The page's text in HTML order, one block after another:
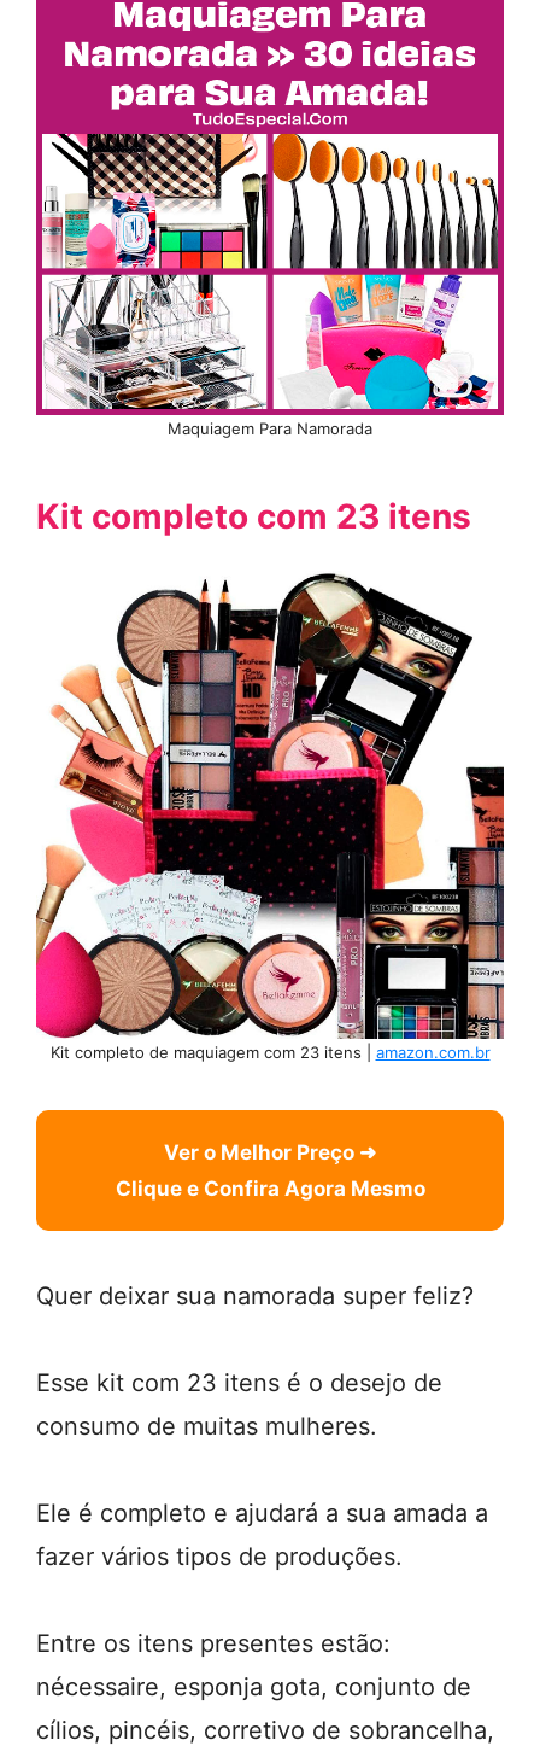
Maquiagem Para Namorada
Kit completo com 23 itens
Kit completo de maquiagem com 23 itens | amazon.com.br
Ver o Melhor Preço ➜
Clique e Confira Agora Mesmo
Quer deixar sua namorada super feliz?
Esse kit com 23 itens é o desejo de
consumo de muitas mulheres.
Ele é completo e ajudará a sua amada a
fazer vários tipos de produções.
Entre os itens presentes estão:
nécessaire, esponja gota, conjunto de
cílios, pincéis, corretivo de sobrancelha,